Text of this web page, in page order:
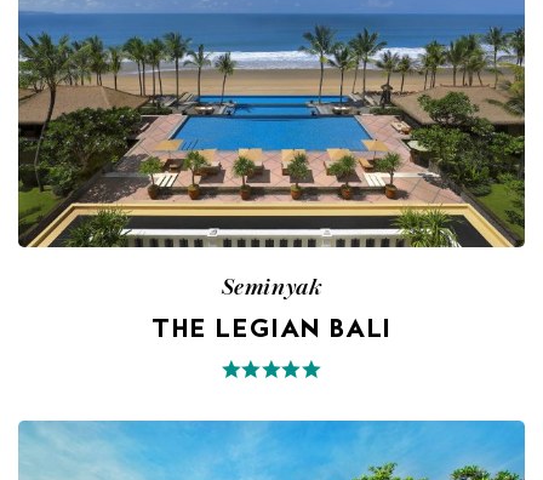
Seminyak
THE LEGIAN BALI